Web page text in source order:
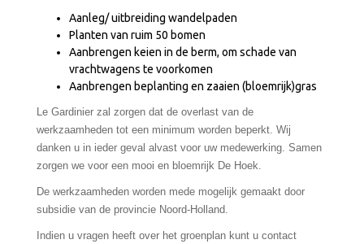
Aanleg/ uitbreiding wandelpaden
Planten van ruim 50 bomen
Aanbrengen keien in de berm, om schade van
vrachtwagens te voorkomen
Aanbrengen beplanting en zaaien (bloemrijk)gras
Le Gardinier zal zorgen dat de overlast van de
werkzaamheden tot een minimum worden beperkt. Wij
danken u in ieder geval alvast voor uw medewerking. Samen
zorgen we voor een mooi en bloemrijk De Hoek.
De werkzaamheden worden mede mogelijk gemaakt door
subsidie van de provincie Noord-Holland.
Indien u vragen heeft over het groenplan kunt u contact